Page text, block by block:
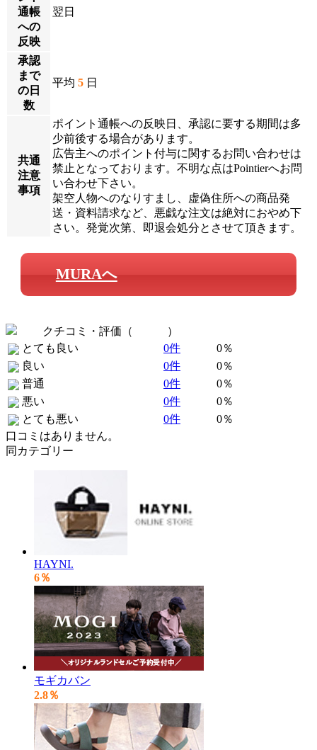
通帳
への
反映
翌日
承認
まで
の日
数
平均 5 日
共通
注意
事項
ポイント通帳への反映日、承認に要する期間は多
少前後する場合があります。
広告主へのポイント付与に関するお問い合わせは
禁止となっております。不明な点はPointierへお問
い合わせ下さい。
架空人物へのなりすまし、虚偽住所への商品発
送・資料請求など、悪戯な注文は絶対におやめ下
さい。発覚次第、即退会処分とさせて頂きます。
MURAへ
クチコミ・評価（
）
とても良い
0件
0％
良い
0件
0％
普通
0件
0％
悪い
0件
0％
とても悪い
0件
0％
口コミはありません。
同カテゴリー
HAYNI.
6％
モギカバン
2.8％